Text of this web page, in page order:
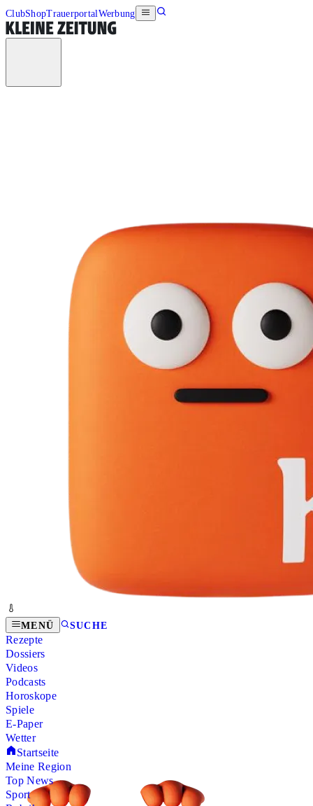
ClubShopTrauerportalWerbung
MENÜ SUCHE
Rezepte
Dossiers
Videos
Podcasts
Horoskope
Spiele
E-Paper
Wetter
Startseite
Meine Region
Top News
Sport